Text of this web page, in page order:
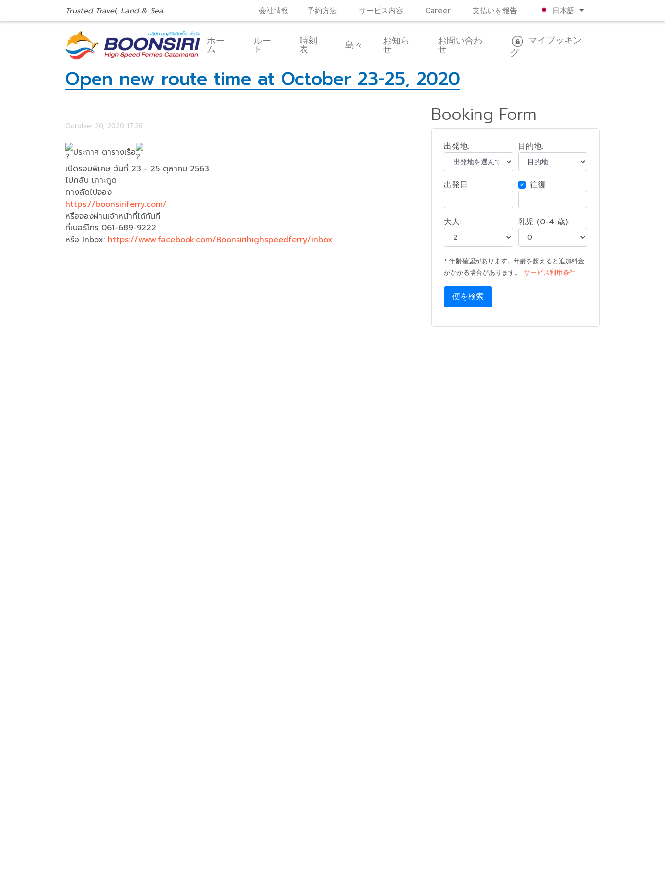
Trusted Travel, Land & Sea 会社情報 予約方法 サービス内容 Career 支払いを報告 日本語
ホー
ム
ルー
ト
時刻
表 島々 お知ら
せ
お問い合わ
せ
マイブッキン
グ
Open new route time at October 23-25, 2020
October 20, 2020 17:26
ประกาศ ตารางเรือ
เปิดรอบพิเศษ วันที่ 23 - 25 ตุลาคม 2563
ไปกลับ เกาะกูด
ทางลัดไปจอง
https://boonsiriferry.com/
หรือจองผ่านเจ้าหน้าที่ได้ทันที
ที่เบอร์โทร 061-689-9222
หรือ Inbox: https://www.facebook.com/Boonsirihighspeedferry/inbox
Booking Form
出発地: 目的地:
出発日 往復
大人: 乳児 (0-4 歳):
* 年齢確認があります。年齢を超えると追加料金
がかかる場合があります。
サービス利用条件
便を検索